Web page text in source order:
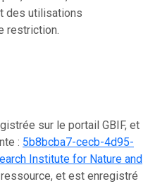
des utilisations
restriction.
sur le portail GBIF, et
: 5b8bcba7-cecb-4d95-
Institute for Nature and
et est enregistré